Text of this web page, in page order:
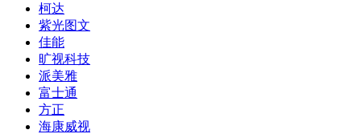
柯达
紫光图文
佳能
旷视科技
派美雅
富士通
方正
海康威视